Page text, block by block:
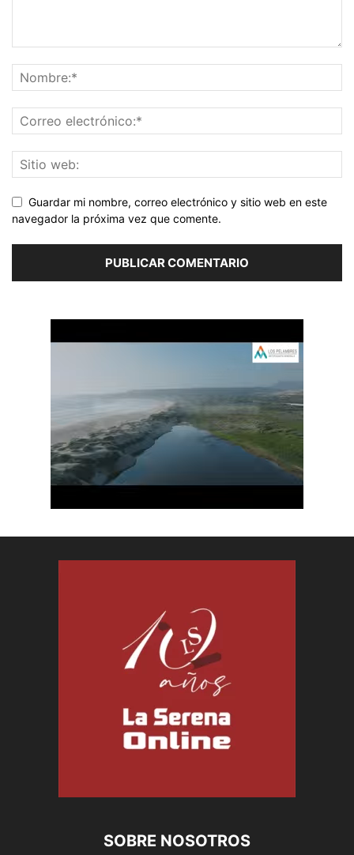
Guardar mi nombre, correo electrónico y sitio web en este
navegador la próxima vez que comente.
SOBRE NOSOTROS